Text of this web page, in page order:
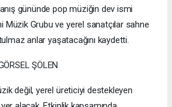
gününde pop müziğin dev ismi
Müzik Grubu ve yerel sanatçılar sahne
anlar yaşatacağını kaydetti.
ŞÖLEN
değil, yerel üreticiyi destekleyen